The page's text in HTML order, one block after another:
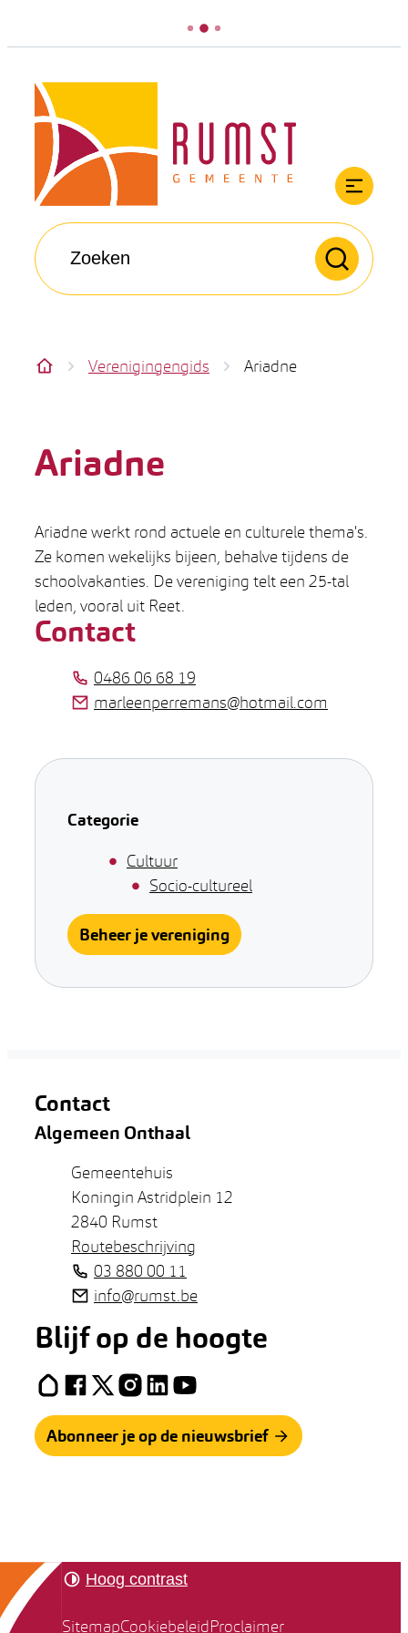
Rumst
Waarmee kunnen we jou helpen?
Zoeken
Startpagina
Verenigingengids Ariadne
Ariadne
Ariadne werkt rond actuele en culturele thema's.
Ze komen wekelijks bijeen, behalve tijdens de
schoolvakanties. De vereniging telt een 25-tal
leden, vooral uit Reet.
Contact
0486 06 68 19
E-mail
marleenperremans@hotmail.com
Categorie
Cultuur
Socio-cultureel
Beheer je vereniging
Contact
Algemeen Onthaal
AdresGemeentehuis
Koningin Astridplein 12
,2840 Rumst
Routebeschrijving
03 880 00 11
E-mail
info@rumst.be
Blijf op de hoogte
HoplrFacebook
X (Twitter)
Instagram
LinkedInYouTube
Abonneer je op de nieuwsbrief
Hoog contrast
SitemapCookiebeleidProclaimer